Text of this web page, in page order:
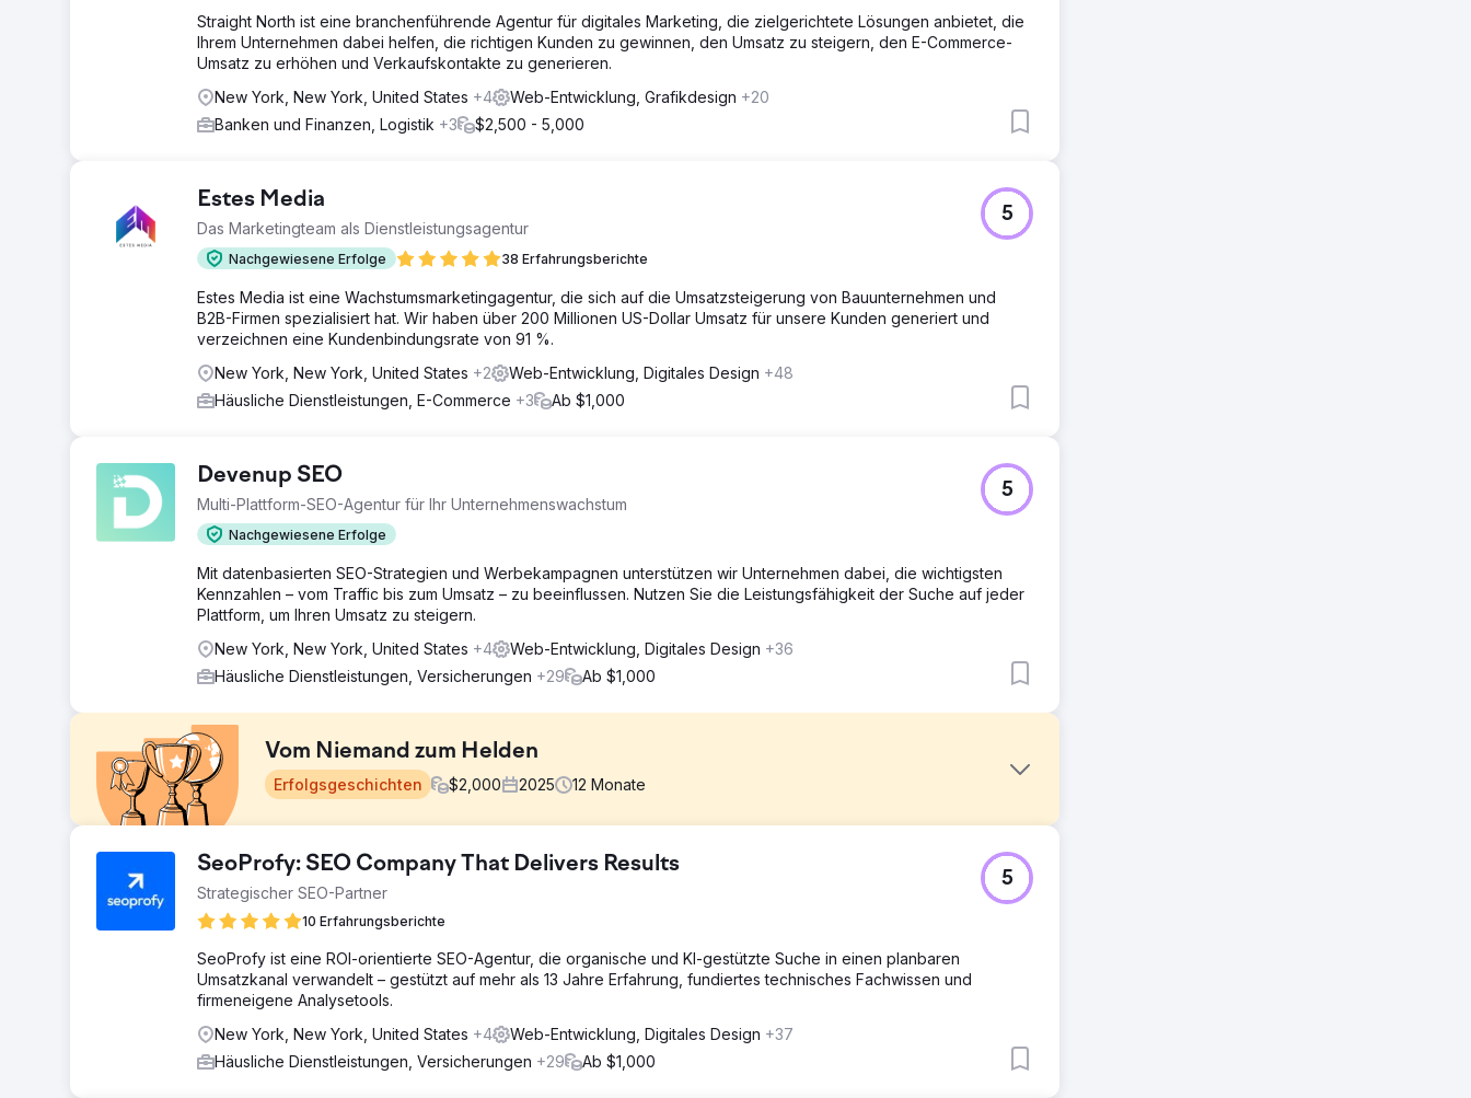
Straight North ist eine branchenführende Agentur für digitales Marketing, die zielgerichtete Lösungen anbietet, die
Ihrem Unternehmen dabei helfen, die richtigen Kunden zu gewinnen, den Umsatz zu steigern, den E-Commerce-
Umsatz zu erhöhen und Verkaufskontakte zu generieren.
New York, New York, United States +4 Web-Entwicklung, Grafikdesign +20
Banken und Finanzen, Logistik +3 $2,500 - 5,000
Estes Media
Das Marketingteam als Dienstleistungsagentur
Nachgewiesene Erfolge 38 Erfahrungsberichte
5
Estes Media ist eine Wachstumsmarketingagentur, die sich auf die Umsatzsteigerung von Bauunternehmen und
B2B-Firmen spezialisiert hat. Wir haben über 200 Millionen US-Dollar Umsatz für unsere Kunden generiert und
verzeichnen eine Kundenbindungsrate von 91 %.
New York, New York, United States +2 Web-Entwicklung, Digitales Design +48
Häusliche Dienstleistungen, E-Commerce +3 Ab $1,000
Devenup SEO
Multi-Plattform-SEO-Agentur für Ihr Unternehmenswachstum
Nachgewiesene Erfolge
5
Mit datenbasierten SEO-Strategien und Werbekampagnen unterstützen wir Unternehmen dabei, die wichtigsten
Kennzahlen – vom Traffic bis zum Umsatz – zu beeinflussen. Nutzen Sie die Leistungsfähigkeit der Suche auf jeder
Plattform, um Ihren Umsatz zu steigern.
New York, New York, United States +4 Web-Entwicklung, Digitales Design +36
Häusliche Dienstleistungen, Versicherungen +29 Ab $1,000
Vom Niemand zum Helden
Erfolgsgeschichten $2,000 2025 12 Monate
Herausforderung
Ein Kunde, der seit 17 Jahren im Geschäft ist, aber keinerlei Onlinepräsenz hat, kein Google Business, keine Website, nicht einmal
eine Facebook-Seite. Es handelt sich um ein Asbestinspektionsunternehmen in New York. Er wollte sein Geschäft auf den
Wohnbereich ausweiten und wollte dafür Google nutzen.
Wir haben ihr GBP und ihre Website erstellt und alle ihre Google-Analysetools eingerichtet. Wir haben eine gründliche Markt- und
Keyword-Analyse für eines der härtesten Unternehmen in einem der härtesten lokalen SEO-Märkte der USA durchgeführt. Wir
aufgebaut und das Unternehmen in mehreren lokalen Verzeichnissen gelistet.
SeoProfy: SEO Company That Delivers Results
Strategischer SEO-Partner
10 Erfahrungsberichte
5
SeoProfy ist eine ROI-orientierte SEO-Agentur, die organische und KI-gestützte Suche in einen planbaren
Umsatzkanal verwandelt – gestützt auf mehr als 13 Jahre Erfahrung, fundiertes technisches Fachwissen und
firmeneigene Analysetools.
New York, New York, United States +4 Web-Entwicklung, Digitales Design +37
Häusliche Dienstleistungen, Versicherungen +29 Ab $1,000